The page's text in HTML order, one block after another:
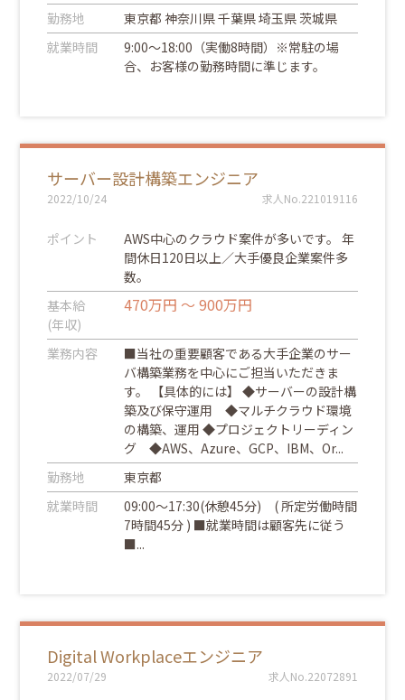
勤務地
東京都 神奈川県 千葉県 埼玉県 茨城県
就業時間
9:00〜18:00（実働8時間）※常駐の場
合、お客様の勤務時間に準じます。
サーバー設計構築エンジニア
2022/10/24 求人No.221019116
ポイント
AWS中心のクラウド案件が多いです。 年
間休日120日以上／大手優良企業案件多
数。
基本給
(年収)
470万円 ～ 900万円
業務内容
■当社の重要顧客である大手企業のサー
バ構築業務を中心にご担当いただきま
す。 【具体的には】 ◆サーバーの設計構
築及び保守運用 ◆マルチクラウド環境
の構築、運用 ◆プロジェクトリーディン
グ ◆AWS、Azure、GCP、IBM、Or...
勤務地
東京都
就業時間
09:00～17:30(休憩45分) ( 所定労働時間
7時間45分 ) ■就業時間は顧客先に従う
■...
Digital Workplaceエンジニア
2022/07/29 求人No.22072891